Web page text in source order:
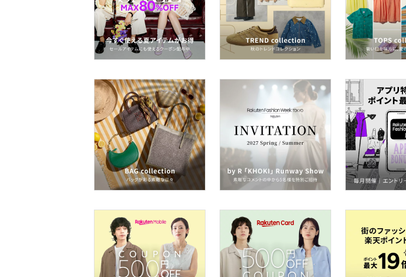
スーツ・フォーマル
水着・スイムグッズ
スキンケア
ベースメイク
メイクアップ
ネイル
ボディケア・オーラルケ
ヘアケア
フレグランス
メイク道具・美容器具